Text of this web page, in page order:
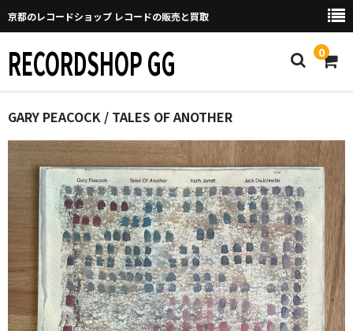
京都のレコードショップ レコードの販売と買取
RECORDSHOP GG 0
Home
マイページ
GGについて
買取について
取り置きなどについて
Categories
New Arrivals
GARY PEACOCK / TALES OF ANOTHER